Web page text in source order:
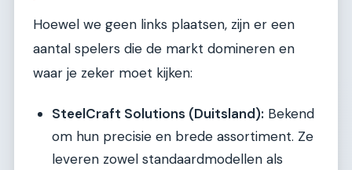
Hoewel we geen links plaatsen, zijn er een
aantal spelers die de markt domineren en
waar je zeker moet kijken:
SteelCraft Solutions (Duitsland): Bekend
om hun precisie en brede assortiment. Ze
leveren zowel standaardmodellen als